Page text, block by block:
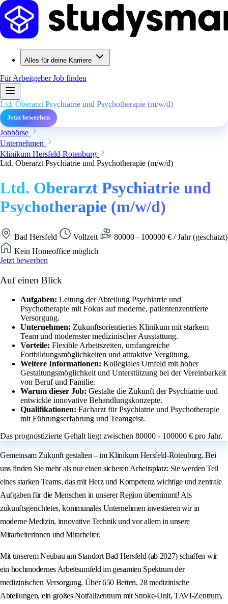
Alles für deine Karriere
Für ArbeitgeberJob finden
Ltd. Oberarzt Psychiatrie und Psychotherapie (m/w/d)
Jetzt bewerben
Jobbörse
Unternehmen
Klinikum Hersfeld-Rotenburg
Ltd. Oberarzt Psychiatrie und Psychotherapie (m/w/d)
Ltd. Oberarzt Psychiatrie und
Psychotherapie (m/w/d)
Bad Hersfeld Vollzeit
80000 - 100000 € / Jahr (geschätzt)
Kein Homeoffice möglich
Jetzt bewerben
Auf einen Blick
Aufgaben: Leitung der Abteilung Psychiatrie und
Psychotherapie mit Fokus auf moderne, patientenzentrierte
Versorgung.
Unternehmen: Zukunftsorientiertes Klinikum mit starkem
Team und modernster medizinischer Ausstattung.
Vorteile: Flexible Arbeitszeiten, umfangreiche
Fortbildungsmöglichkeiten und attraktive Vergütung.
Weitere Informationen: Kollegiales Umfeld mit hoher
Gestaltungsmöglichkeit und Unterstützung bei der Vereinbarkeit
von Beruf und Familie.
Warum dieser Job: Gestalte die Zukunft der Psychiatrie und
entwickle innovative Behandlungskonzepte.
Qualifikationen: Facharzt für Psychiatrie und Psychotherapie
mit Führungserfahrung und Teamgeist.
Das prognostizierte Gehalt liegt zwischen 80000 - 100000 € pro Jahr.
Gemeinsam Zukunft gestalten – im Klinikum Hersfeld-Rotenburg. Bei
uns finden Sie mehr als nur einen sicheren Arbeitsplatz: Sie werden Teil
eines starken Teams, das mit Herz und Kompetenz wichtige und zentrale
Aufgaben für die Menschen in unserer Region übernimmt! Als
zukunftsgerichtetes, kommunales Unternehmen investieren wir in
moderne Medizin, innovative Technik und vor allem in unsere
Mitarbeiterinnen und Mitarbeiter.
Mit unserem Neubau am Standort Bad Hersfeld (ab 2027) schaffen wir
ein hochmodernes Arbeitsumfeld im gesamten Spektrum der
medizinischen Versorgung. Über 650 Betten, 28 medizinische
Abteilungen, ein großes Notfallzentrum mit Stroke-Unit, TAVI-Zentrum,